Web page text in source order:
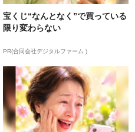
宝くじ“なんとなく”で買っている
限り変わらない
PR(合同会社デジタルファーム )